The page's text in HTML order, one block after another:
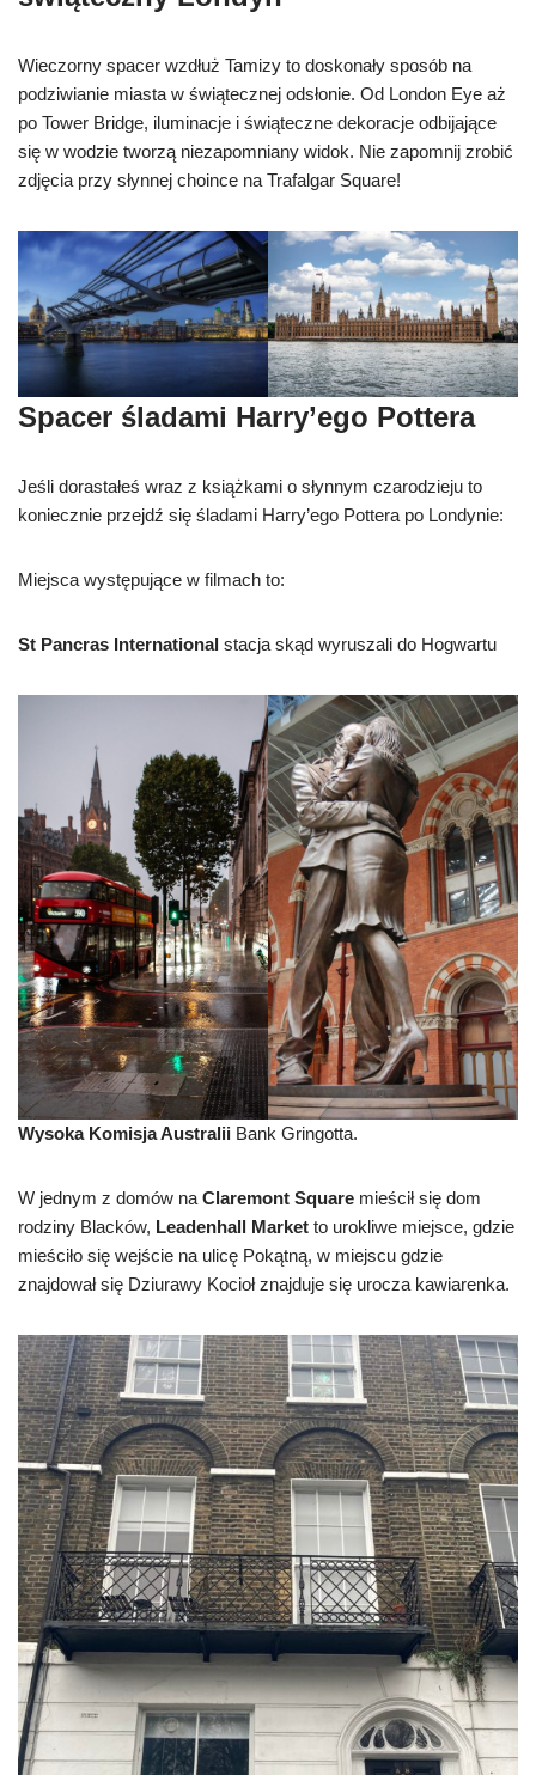
Wieczorny spacer wzdłuż Tamizy to doskonały sposób na
podziwianie miasta w świątecznej odsłonie. Od London Eye aż
po Tower Bridge, iluminacje i świąteczne dekoracje odbijające
się w wodzie tworzą niezapomniany widok. Nie zapomnij zrobić
zdjęcia przy słynnej choince na Trafalgar Square!
Spacer śladami Harry’ego Pottera
Jeśli dorastałeś wraz z książkami o słynnym czarodzieju to
koniecznie przejdź się śladami Harry’ego Pottera po Londynie:
Miejsca występujące w filmach to:
St Pancras International stacja skąd wyruszali do Hogwartu
Wysoka Komisja Australii Bank Gringotta.
W jednym z domów na Claremont Square mieścił się dom
rodziny Blacków, Leadenhall Market to urokliwe miejsce, gdzie
mieściło się wejście na ulicę Pokątną, w miejscu gdzie
znajdował się Dziurawy Kocioł znajduje się urocza kawiarenka.